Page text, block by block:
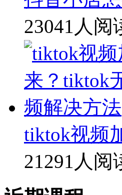
23041人阅
tiktok视频
21291人阅